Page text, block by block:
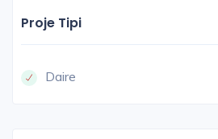
Proje Tipi
Daire